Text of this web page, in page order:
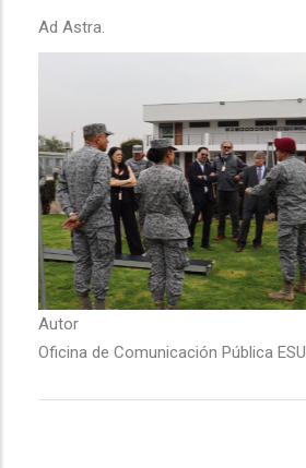
Ad Astra.
Autor
Oficina de Comunicación Pública